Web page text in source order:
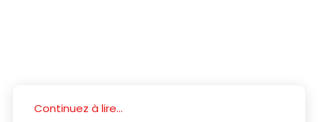
Continuez à lire...